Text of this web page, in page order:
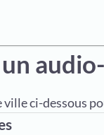
ville ci-dessous